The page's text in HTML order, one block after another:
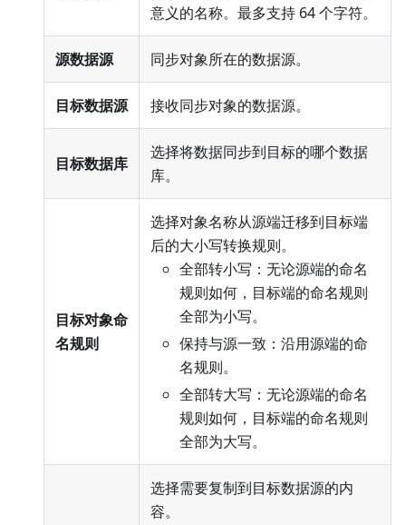
意义的名称。最多支持 64 个字符。
源数据源 同步对象所在的数据源。
目标数据源 接收同步对象的数据源。
目标数据库
选择将数据同步到目标的哪个数据
库。
目标对象命
名规则
选择对象名称从源端迁移到目标端
后的大小写转换规则。
全部转小写：无论源端的命名
规则如何，目标端的命名规则
全部为小写。
保持与源一致：沿用源端的命
名规则。
全部转大写：无论源端的命名
规则如何，目标端的命名规则
全部为大写。
选择需要复制到目标数据源的内
容。